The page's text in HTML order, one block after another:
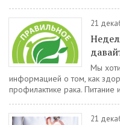
21
Мы
информацией о том, как
профилактике рака. Питание
21